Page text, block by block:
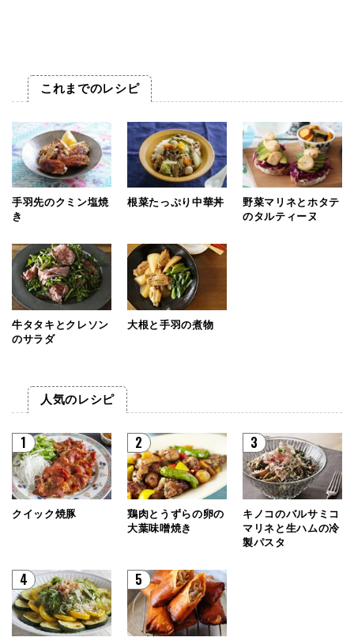
これまでのレシピ
手羽先のクミン塩焼
き
根菜たっぷり中華丼
野菜マリネとホタテ
のタルティーヌ
牛タタキとクレソン
のサラダ
大根と手羽の煮物
人気のレシピ
1
クイック焼豚
2
鶏肉とうずらの卵の
大葉味噌焼き
3
キノコのバルサミコ
マリネと生ハムの冷
製パスタ
4 5